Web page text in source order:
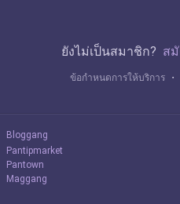
ยังไม่เป็นสมาชิก? ส
ข้อกำหนดการให้บริการ ・
Bloggang
Pantipmarket
Pantown
Maggang